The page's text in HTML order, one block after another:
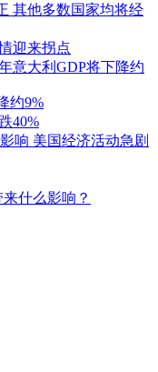
其他多数国家均将经
迎来拐点
意大利GDP将下降约
约9%
40%
响 美国经济活动急剧
什么影响？